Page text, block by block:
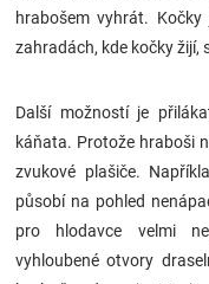
hrabošem vyhrát.
zahradách, kde kočky žijí,
Další možností je
káňata. Protože hraboši
zvukové plašiče.
působí na pohled
pro hlodavce velmi
vyhloubené otvory